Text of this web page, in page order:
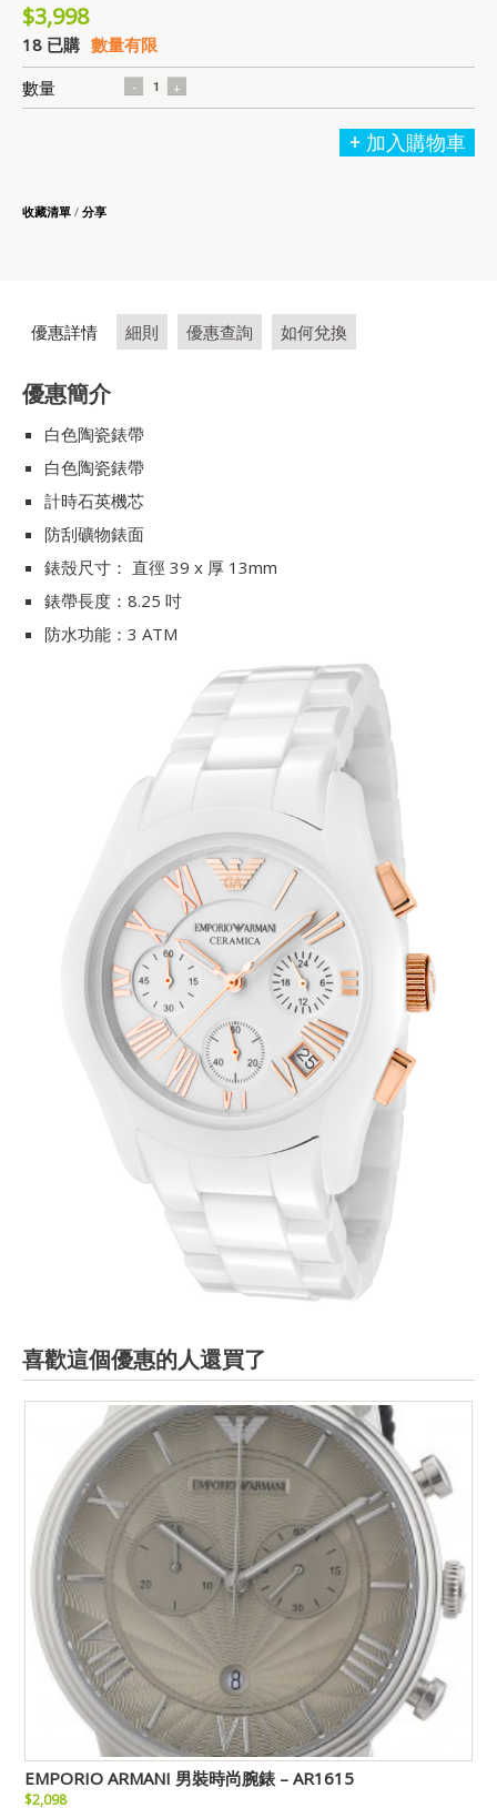
$3,998
18 已購 數量有限
數量
加入購物車
收藏清單 / 分享
優惠詳情 細則 優惠查詢 如何兌換
優惠簡介
白色陶瓷錶帶
白色陶瓷錶帶
計時石英機芯
防刮礦物錶面
錶殼尺寸： 直徑 39 x 厚 13mm
錶帶長度：8.25 吋
防水功能：3 ATM
喜歡這個優惠的人還買了
EMPORIO ARMANI 男裝時尚腕錶 – AR1615
$2,098